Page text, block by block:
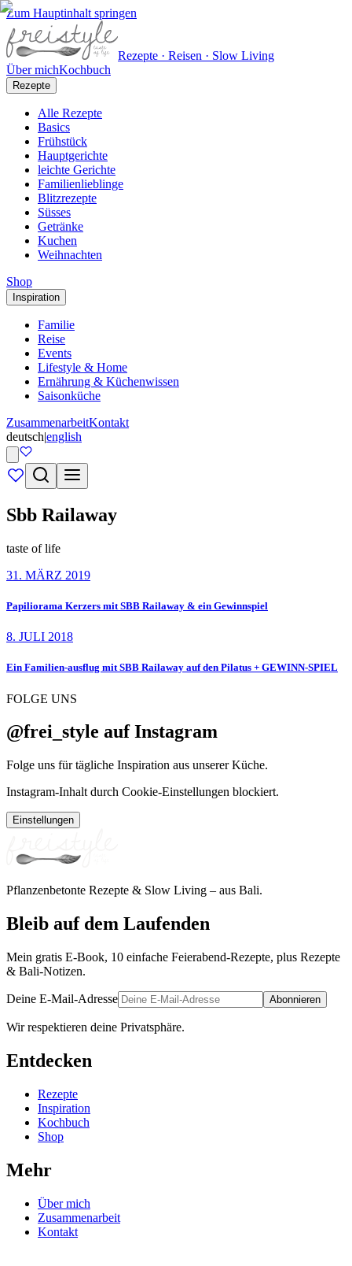
Zum Hauptinhalt springen
Rezepte · Reisen · Slow Living
Über michKochbuch
Rezepte
Alle Rezepte
Basics
Frühstück
Hauptgerichte
leichte Gerichte
Familienlieblinge
Blitzrezepte
Süsses
Getränke
Kuchen
Weihnachten
Shop
Inspiration
Familie
Reise
Events
Lifestyle & Home
Ernährung & Küchenwissen
Saisonküche
ZusammenarbeitKontakt
deutsch|english
Sbb Railaway
taste of life
31. MÄRZ 2019
Papiliorama Kerzers mit SBB Railaway & ein Gewinnspiel
8. JULI 2018
Ein Familien-ausflug mit SBB Railaway auf den Pilatus + GEWINN-SPIEL
FOLGE UNS
@frei_style auf Instagram
Folge uns für tägliche Inspiration aus unserer Küche.
Instagram-Inhalt durch Cookie-Einstellungen blockiert.
Einstellungen
Pflanzenbetonte Rezepte & Slow Living – aus Bali.
Bleib auf dem Laufenden
Mein gratis E-Book, 10 einfache Feierabend-Rezepte, plus Rezepte
& Bali-Notizen.
Deine E-Mail-Adresse Abonnieren
Wir respektieren deine Privatsphäre.
Entdecken
Rezepte
Inspiration
Kochbuch
Shop
Mehr
Über mich
Zusammenarbeit
Kontakt